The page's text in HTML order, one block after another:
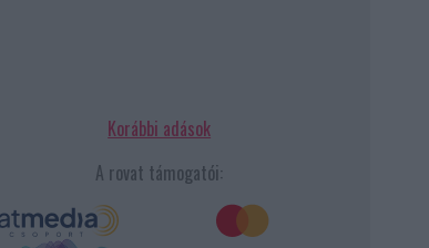
Korábbi adások
A rovat támogatói: